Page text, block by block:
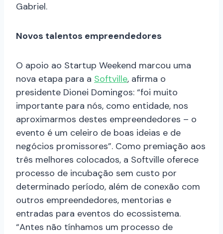
Gabriel.
Novos talentos empreendedores
O apoio ao Startup Weekend marcou uma
nova etapa para a Softville, afirma o
presidente Dionei Domingos: “foi muito
importante para nós, como entidade, nos
aproximarmos destes empreendedores – o
evento é um celeiro de boas ideias e de
negócios promissores”. Como premiação aos
três melhores colocados, a Softville oferece
processo de incubação sem custo por
determinado período, além de conexão com
outros empreendedores, mentorias e
entradas para eventos do ecossistema.
“Antes não tínhamos um processo de